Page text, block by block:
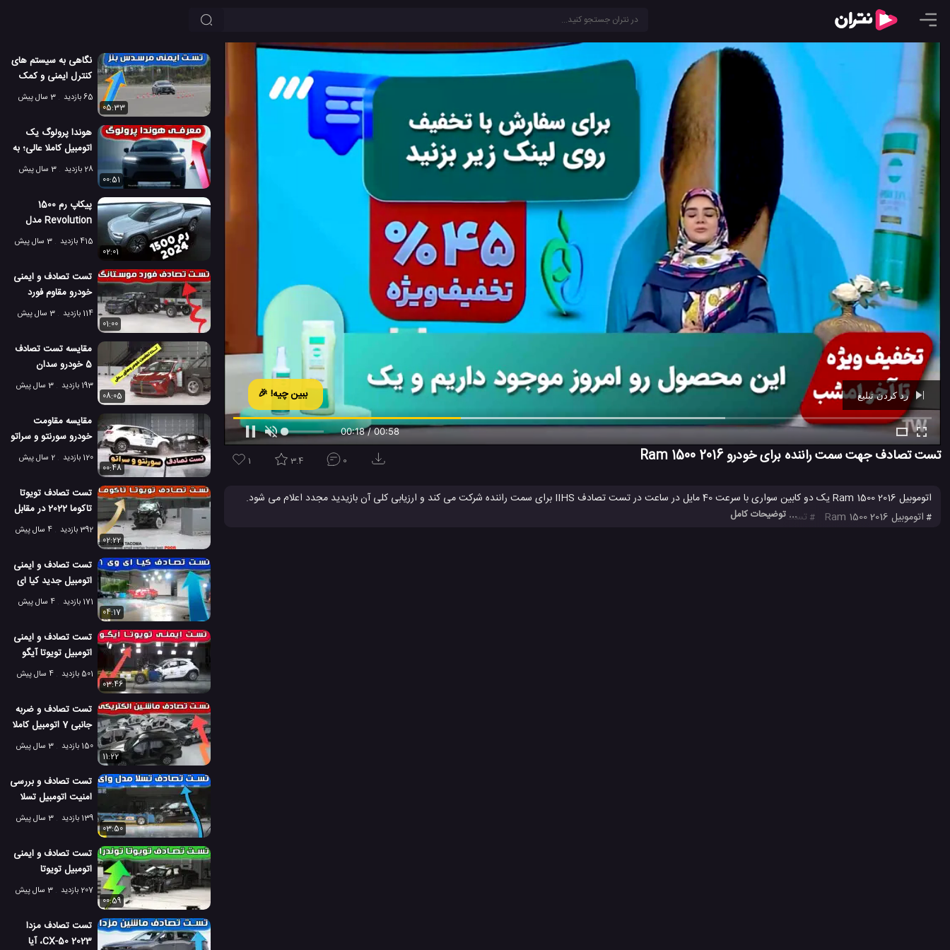
00:19 / 00:58
ببین چیه! 🎉 رد کردن تبلیغ
Ad - 00:39
تست تصادف جهت سمت راننده برای خودرو 2016 Ram 1500 1 3.4 0
اتوموبیل 2016 Ram 1500 یک دو کابین سواری با سرعت 40 مایل در ساعت در تست تصادف IIHS برای سمت راننده شرکت می کند و ارزیابی کلی آن بازیدید مجدد اعلام می شود.
# اتوموبیل 2016 Ram 1500 # تست #تست امنیت خودرو
... توضیحات کامل
نگاهی به سیستم های
کنترل ایمنی و کمک
راننده مرسدس بنز
65 بازدید
3 سال پیش
05:33
هوندا پرولوگ یک
اتومبیل کاملا عالی؛ به
سمت ماجراجویی
28 بازدید
3 سال پیش
00:51
پیکاپ رم 1500
Revolution مدل
2024: زیباترین
415 بازدید
3 سال پیش
02:01
تست تصادف و ایمنی
خودرو مقاوم فورد
موستانگ مک ای
114 بازدید
3 سال پیش
01:00
مقایسه تست تصادف
5 خودرو سدان
نیسان، تویوتا، هوندا،
193 بازدید
3 سال پیش
08:05
مقایسه مقاومت
خودرو سورنتو و سراتو
کیا در تست تصادف!
120 بازدید
2 سال پیش
00:48
تست تصادف تویوتا
تاکوما 2022 در مقابل
تاکوما 2021
392 بازدید
4 سال پیش
02:22
تست تصادف و ایمنی
اتومبیل جدید کیا ای
وی 6
171 بازدید
4 سال پیش
04:17
تست تصادف و ایمنی
اتومبیل تویوتا آیگو
ایکس 2022
501 بازدید
4 سال پیش
03:46
تست تصادف و ضربه
جانبی 7 اتومبیل کاملا
الکتریکی جدید
150 بازدید
3 سال پیش
11:22
تست تصادف و بررسی
امنیت اتومبیل تسلا
مدل وای
139 بازدید
3 سال پیش
03:50
تست تصادف و ایمنی
اتومبیل تویوتا
توندرا از روبرو
207 بازدید
3 سال پیش
00:59
تست تصادف مزدا
CX-50 2023، آیا